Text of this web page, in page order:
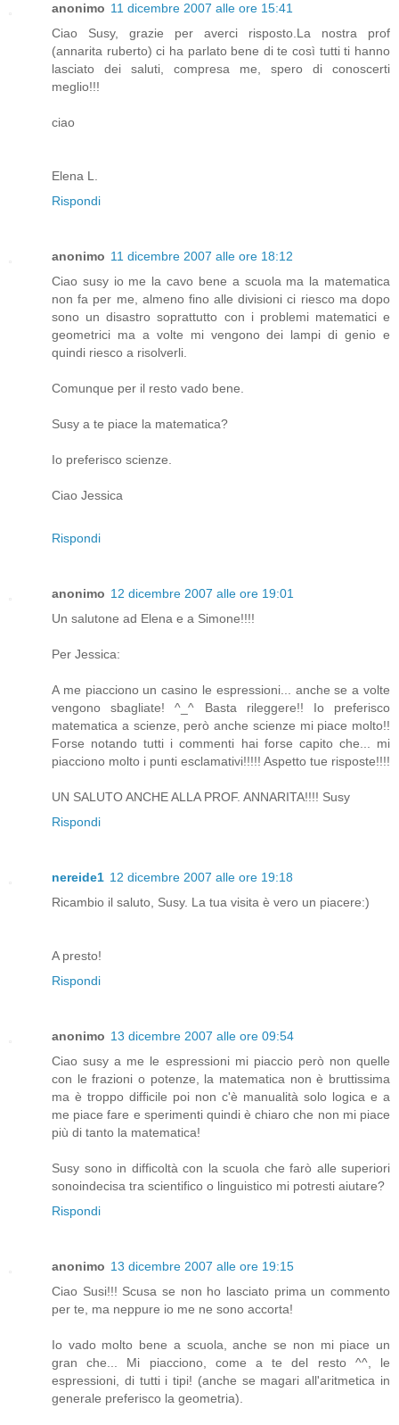
anonimo 11 dicembre 2007 alle ore 15:41
Ciao Susy, grazie per averci risposto.La nostra prof
(annarita ruberto) ci ha parlato bene di te così tutti ti hanno
lasciato dei saluti, compresa me, spero di conoscerti
meglio!!!
ciao
Elena L.
Rispondi
anonimo 11 dicembre 2007 alle ore 18:12
Ciao susy io me la cavo bene a scuola ma la matematica
non fa per me, almeno fino alle divisioni ci riesco ma dopo
sono un disastro soprattutto con i problemi matematici e
geometrici ma a volte mi vengono dei lampi di genio e
quindi riesco a risolverli.
Comunque per il resto vado bene.
Susy a te piace la matematica?
Io preferisco scienze.
Ciao Jessica
Rispondi
anonimo 12 dicembre 2007 alle ore 19:01
Un salutone ad Elena e a Simone!!!!
Per Jessica:
A me piacciono un casino le espressioni... anche se a volte
vengono sbagliate! ^_^ Basta rileggere!! Io preferisco
matematica a scienze, però anche scienze mi piace molto!!
Forse notando tutti i commenti hai forse capito che... mi
piacciono molto i punti esclamativi!!!!! Aspetto tue risposte!!!!
UN SALUTO ANCHE ALLA PROF. ANNARITA!!!! Susy
Rispondi
nereide1 12 dicembre 2007 alle ore 19:18
Ricambio il saluto, Susy. La tua visita è vero un piacere:)
A presto!
Rispondi
anonimo 13 dicembre 2007 alle ore 09:54
Ciao susy a me le espressioni mi piaccio però non quelle
con le frazioni o potenze, la matematica non è bruttissima
ma è troppo difficile poi non c'è manualità solo logica e a
me piace fare e sperimenti quindi è chiaro che non mi piace
più di tanto la matematica!
Susy sono in difficoltà con la scuola che farò alle superiori
sonoindecisa tra scientifico o linguistico mi potresti aiutare?
Rispondi
anonimo 13 dicembre 2007 alle ore 19:15
Ciao Susi!!! Scusa se non ho lasciato prima un commento
per te, ma neppure io me ne sono accorta!
Io vado molto bene a scuola, anche se non mi piace un
gran che... Mi piacciono, come a te del resto ^^, le
espressioni, di tutti i tipi! (anche se magari all'aritmetica in
generale preferisco la geometria).